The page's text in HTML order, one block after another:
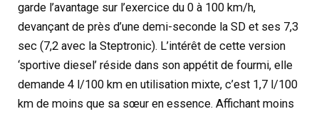
garde l’avantage sur l’exercice du 0 à 100 km/h,
devançant de près d’une demi-seconde la SD et ses 7,3
sec (7,2 avec la Steptronic). L’intérêt de cette version
‘sportive diesel’ réside dans son appétit de fourmi, elle
demande 4 l/100 km en utilisation mixte, c’est 1,7 l/100
km de moins que sa sœur en essence. Affichant moins